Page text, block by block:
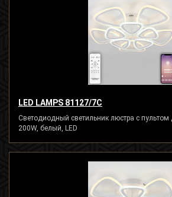
LED LAMPS 81127/7C
Светодиодный светильник люстра с
200W, белый, LED